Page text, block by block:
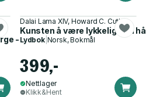
- frøet som vokste til et tre
Dalai Lama XIV, Howard C. Cutler
Kunsten å være lykkelig - en
Lydbok| Norsk, Bokmål
399,-
Nettlager
Klikk&Hent